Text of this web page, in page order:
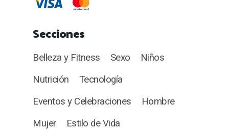
Secciones
Belleza y Fitness Sexo
Niños
Nutrición
Tecnología
Eventos y Celebraciones
Hombre
Mujer
Estilo de Vida